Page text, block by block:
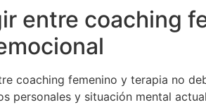
entre coaching
coaching femenino y terapia no
personales y situación mental